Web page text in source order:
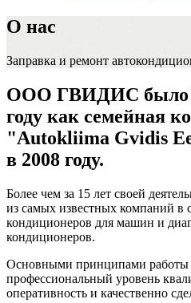
О нас
Заправка и ремонт
ООО ГВИДИС было
году как семейная
"Autokliima Gvidis
в 2008 году.
Более чем за 15 лет своей
из самых известных компаний в
кондиционеров для машин и
кондиционеров.
Основными принципами работы
профессиональный уровень
оперативность и качественно